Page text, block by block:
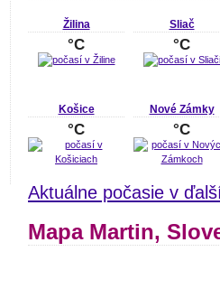
Žilina
°C
Sliač
°C
Košice
°C
Nové Zámky
°C
Aktuálne počasie v
Mapa Martin,